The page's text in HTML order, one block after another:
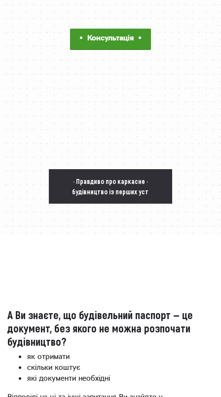
Консультація
· Правдиво про каркасне ·
будівництво із перших уст
А Ви знаєте, що будівельний паспорт — це
документ, без якого не можна розпочати
будівництво?
як отримати
скільки коштує
які документи необхідні